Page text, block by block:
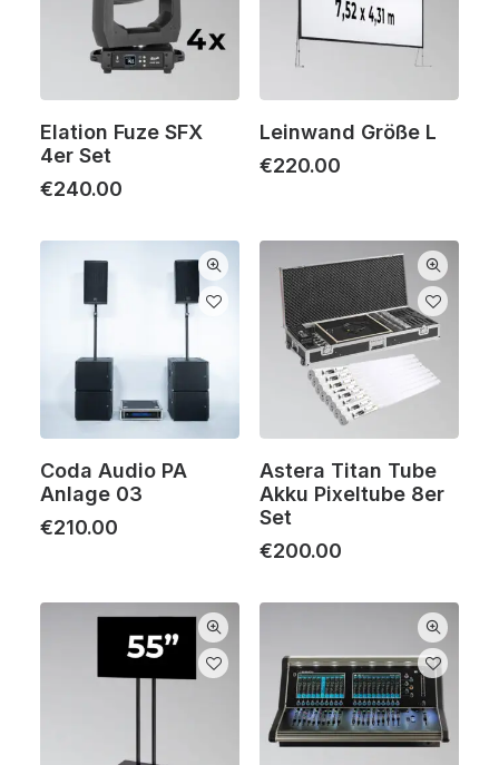
Elation Fuze SFX
4er Set
€240.00
Leinwand Größe L
€220.00
Coda Audio PA
Anlage 03
€210.00
Astera Titan Tube
Akku Pixeltube 8er
Set
€200.00